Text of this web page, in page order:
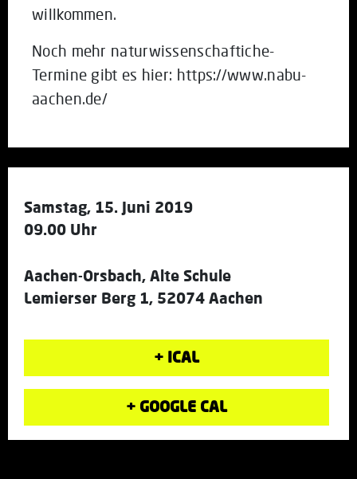
willkommen.
Noch mehr naturwissenschaftiche-
Termine gibt es hier: https://www.nabu-
aachen.de/
Samstag, 15. Juni 2019
09.00 Uhr
Aachen-Orsbach, Alte Schule
Lemierser Berg 1, 52074 Aachen
+ ICAL
+ GOOGLE CAL